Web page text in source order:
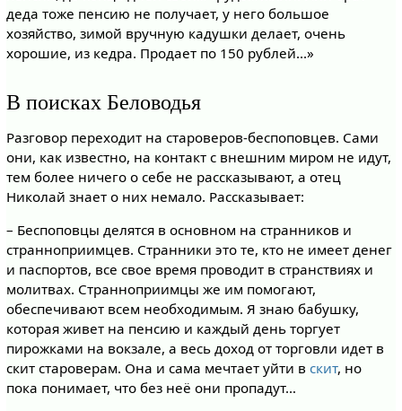
деда тоже пенсию не получает, у него большое
хозяйство, зимой вручную кадушки делает, очень
хорошие, из кедра. Продает по 150 рублей...»
В поисках Беловодья
Разговор переходит на староверов-беспоповцев. Сами
они, как известно, на контакт с внешним миром не идут,
тем более ничего о себе не рассказывают, а отец
Николай знает о них немало. Рассказывает:
– Беспоповцы делятся в основном на странников и
странноприимцев. Странники это те, кто не имеет денег
и паспортов, все свое время проводит в странствиях и
молитвах. Странноприимцы же им помогают,
обеспечивают всем необходимым. Я знаю бабушку,
которая живет на пенсию и каждый день торгует
пирожками на вокзале, а весь доход от торговли идет в
скит староверам. Она и сама мечтает уйти в скит, но
пока понимает, что без неё они пропадут…